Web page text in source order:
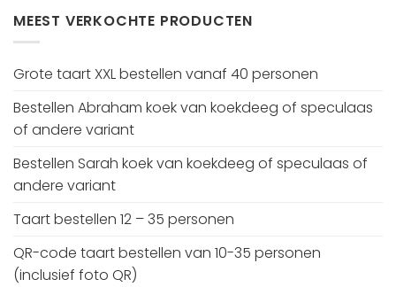
MEEST VERKOCHTE PRODUCTEN
Grote taart XXL bestellen vanaf 40 personen
Bestellen Abraham koek van koekdeeg of speculaas
of andere variant
Bestellen Sarah koek van koekdeeg of speculaas of
andere variant
Taart bestellen 12 – 35 personen
QR-code taart bestellen van 10-35 personen
(inclusief foto QR)